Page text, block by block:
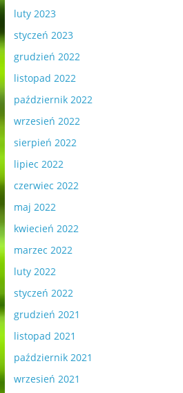
luty 2023
styczeń 2023
grudzień 2022
listopad 2022
październik 2022
wrzesień 2022
sierpień 2022
lipiec 2022
czerwiec 2022
maj 2022
kwiecień 2022
marzec 2022
luty 2022
styczeń 2022
grudzień 2021
listopad 2021
październik 2021
wrzesień 2021